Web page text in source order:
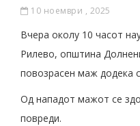
10 ноември , 2025
Вчера околу 10 часот
Рилево, општина
повозрасен маж додека
Од нападот мажот се
повреди.